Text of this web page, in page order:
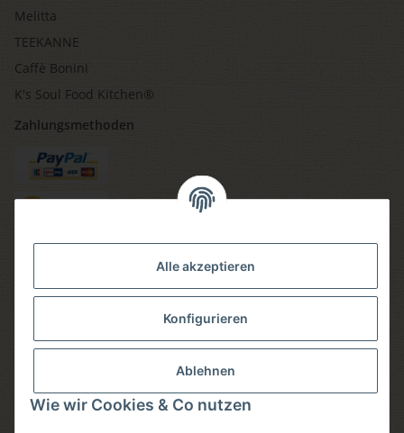
Alle akzeptieren
Konfigurieren
Ablehnen
Wie wir Cookies & Co nutzen
Melitta
TEEKANNE
Caffè Bonini
K's Soul Food Kitchen®
Zahlungsmethoden
Versandmethoden